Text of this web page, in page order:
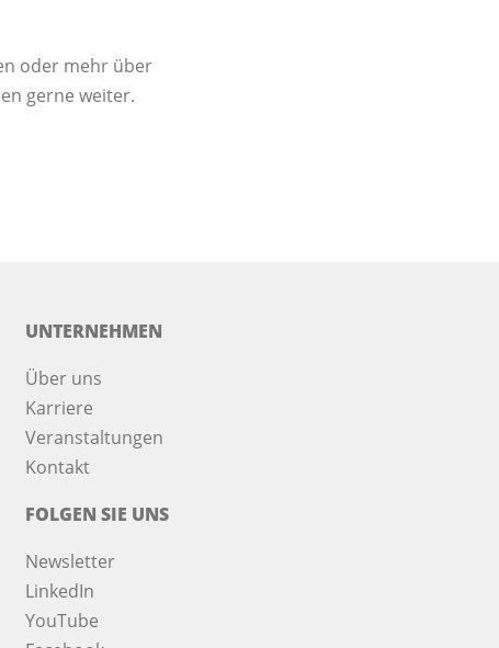
oder mehr über
gerne weiter.
UNTERNEHMEN
Über uns
Karriere
Veranstaltungen
Kontakt
FOLGEN SIE UNS
Newsletter
LinkedIn
YouTube